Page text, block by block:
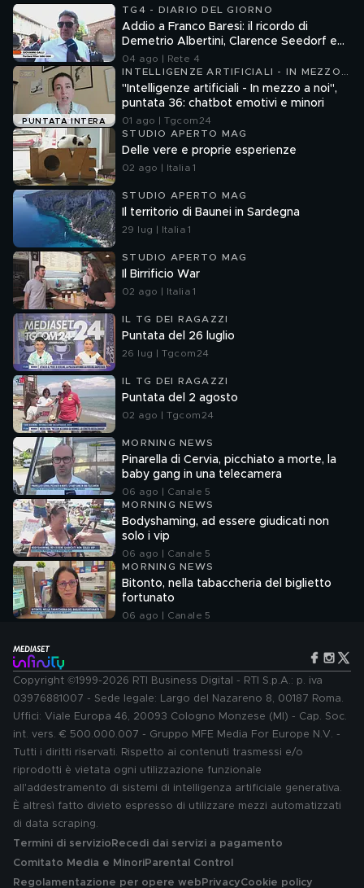
TG4 - DIARIO DEL GIORNO
Addio a Franco Baresi: il ricordo di
Demetrio Albertini, Clarence Seedorf e
Giovanni Galli
04 ago | Rete 4
PUNTATA INTERA
INTELLIGENZE ARTIFICIALI - IN MEZZO
A NOI
"Intelligenze artificiali - In mezzo a noi",
puntata 36: chatbot emotivi e minori
01 ago | Tgcom24
STUDIO APERTO MAG
Delle vere e proprie esperienze
02 ago | Italia 1
STUDIO APERTO MAG
Il territorio di Baunei in Sardegna
29 lug | Italia 1
STUDIO APERTO MAG
Il Birrificio War
02 ago | Italia 1
IL TG DEI RAGAZZI
Puntata del 26 luglio
26 lug | Tgcom24
IL TG DEI RAGAZZI
Puntata del 2 agosto
02 ago | Tgcom24
MORNING NEWS
Pinarella di Cervia, picchiato a morte, la
baby gang in una telecamera
06 ago | Canale 5
MORNING NEWS
Bodyshaming, ad essere giudicati non
solo i vip
06 ago | Canale 5
MORNING NEWS
Bitonto, nella tabaccheria del biglietto
fortunato
06 ago | Canale 5
Copyright ©1999-2026 RTI Business Digital - RTI S.p.A.: p. iva
03976881007 - Sede legale: Largo del Nazareno 8, 00187 Roma.
Uffici: Viale Europa 46, 20093 Cologno Monzese (MI) - Cap. Soc.
int. vers. € 500.000.007 - Gruppo MFE Media For Europe N.V. -
Tutti i diritti riservati. Rispetto ai contenuti trasmessi e/o
riprodotti è vietata ogni utilizzazione funzionale
all'addestramento di sistemi di intelligenza artificiale generativa.
È altresì fatto divieto espresso di utilizzare mezzi automatizzati
di data scraping.
Termini di servizio Recedi dai servizi a pagamento
Comitato Media e MinoriParental Control
Regolamentazione per opere web PrivacyCookie policy